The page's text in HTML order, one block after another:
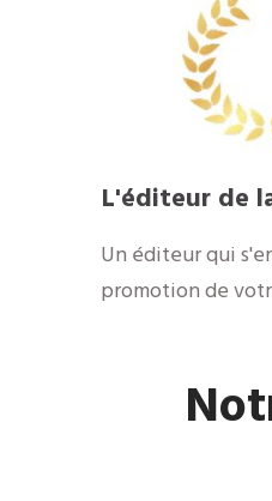
​L'éditeur de
​Un éditeur qui
promotion de